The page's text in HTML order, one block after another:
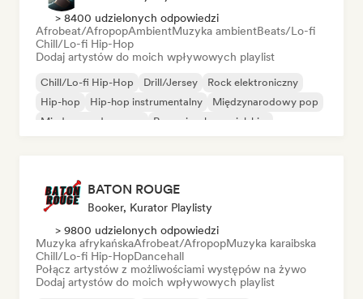
> 8400 udzielonych odpowiedzi
Afrobeat/AfropopAmbientMuzyka ambientBeats/Lo-fi
Chill/Lo-fi Hip-Hop
Dodaj artystów do moich wpływowych playlist
Chill/Lo-fi Hip-Hop Drill/Jersey
Rock elektroniczny
Hip-hop
Hip-hop instrumentalny
Międzynarodowy pop
Międzynarodowy rap
Rap w języku angielskim
BATON ROUGE
Booker, Kurator Playlisty
> 9800 udzielonych odpowiedzi
Muzyka afrykańskaAfrobeat/AfropopMuzyka karaibska
Chill/Lo-fi Hip-HopDancehall
Połącz artystów z możliwościami występów na żywo
Dodaj artystów do moich wpływowych playlist